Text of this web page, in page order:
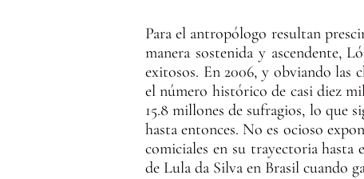
Para el antropólogo resultan
manera sostenida y ascendente,
exitosos. En 2006, y obviando las
el número histórico de casi diez
15.8 millones de sufragios, lo que
hasta entonces. No es ocioso
comiciales en su trayectoria hasta
de Lula da Silva en Brasil cuando